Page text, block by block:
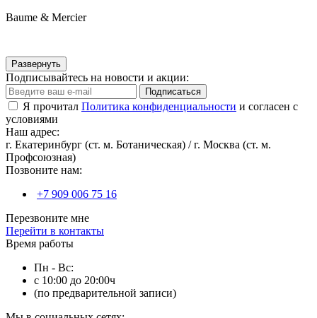
Baume & Mercier
Развернуть
Подписывайтесь на новости и акции:
Подписаться
Я прочитал Политика конфиденциальности и согласен с
условиями
Наш адрес:
г. Екатеринбург (ст. м. Ботаническая) / г. Москва (ст. м.
Профсоюзная)
Позвоните нам:
+7 909 006 75 16
Перезвоните мне
Перейти в контакты
Время работы
Пн - Вс:
с 10:00 до 20:00ч
(по предварительной записи)